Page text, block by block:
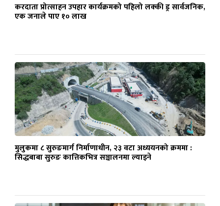
करदाता प्रोत्साहन उपहार कार्यक्रमको पहिलो लक्की ड्र सार्वजनिक,
एक जनाले पाए १० लाख
मुलुकमा ८ सुरुङमार्ग निर्माणाधीन, २३ वटा अध्ययनको क्रममा :
सिद्धबाबा सुरुङ कात्तिकभित्र सञ्चालनमा ल्याइने